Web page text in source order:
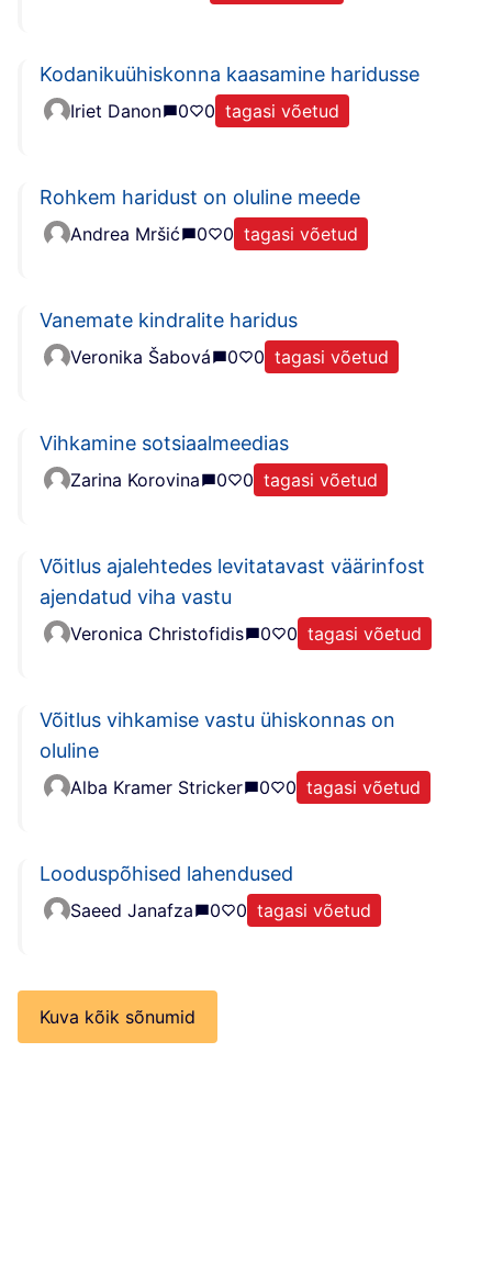
Kodanikuühiskonna kaasamine haridusse
Iriet Danon 0 0 tagasi võetud
Rohkem haridust on oluline meede
Andrea Mršić 0 0 tagasi võetud
Vanemate kindralite haridus
Veronika Šabová 0 0 tagasi võetud
Vihkamine sotsiaalmeedias
Zarina Korovina 0 0 tagasi võetud
Võitlus ajalehtedes levitatavast väärinfost
ajendatud viha vastu
Veronica Christofidis 0 0 tagasi võetud
Võitlus vihkamise vastu ühiskonnas on
oluline
Alba Kramer Stricker 0 0 tagasi võetud
Looduspõhised lahendused
Saeed Janafza 0 0 tagasi võetud
Kuva kõik sõnumid